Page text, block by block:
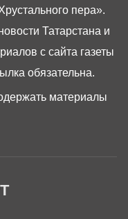
пера».
Татарстана и
с сайта газеты
обязательна.
материалы